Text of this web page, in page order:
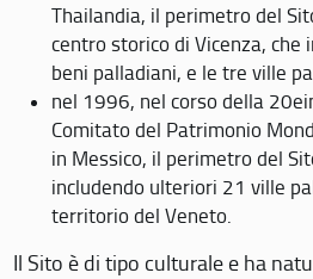
Thailandia, il perimetro del
centro storico di Vicenza, che
beni palladiani, e le tre ville
nel 1996, nel corso della
Comitato del Patrimonio
in Messico, il perimetro del
includendo ulteriori 21 ville
territorio del Veneto.
Il Sito è di tipo culturale e ha